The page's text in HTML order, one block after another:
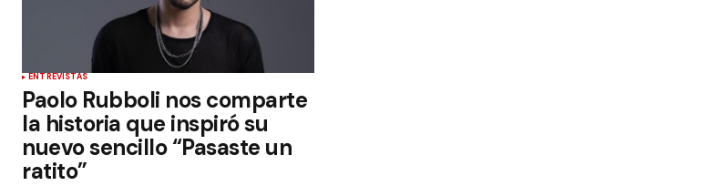
ENTREVISTAS
Paolo Rubboli nos comparte
la historia que inspiró su
nuevo sencillo “Pasaste un
ratito”